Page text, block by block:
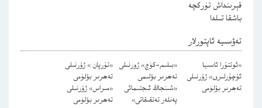
قېرىنداش تۈركچە
باشقا تىلدا
تەۋسىيە ئاپتورلار
«ئوتتۇرا ئاسىيا
ئۇچۇرلىرى» ژۇرنىلى
تەھرىر بۆلۈمى
«بىلىم-كۈچ» ژورنىلى
تەھرىر بۆلىمى
«تۇرپان » ژۇرنىلى
تەھرىر بۆلۈمى
«شىنجاڭ ئىجتىمائى
پەنلەر تەتقىقاتى»
«مىراس» ژۇرنىلى
تەھرىر بۆلۈمى